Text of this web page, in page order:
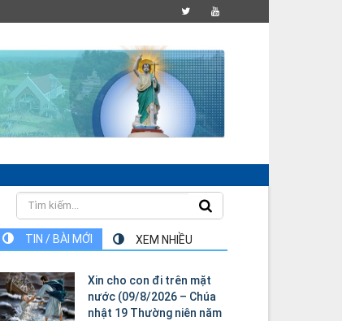
TIN / BÀI MỚI XEM NHIỀU
Xin cho con đi trên mặt
nước (09/8/2026 – Chúa
nhật 19 Thường niên năm